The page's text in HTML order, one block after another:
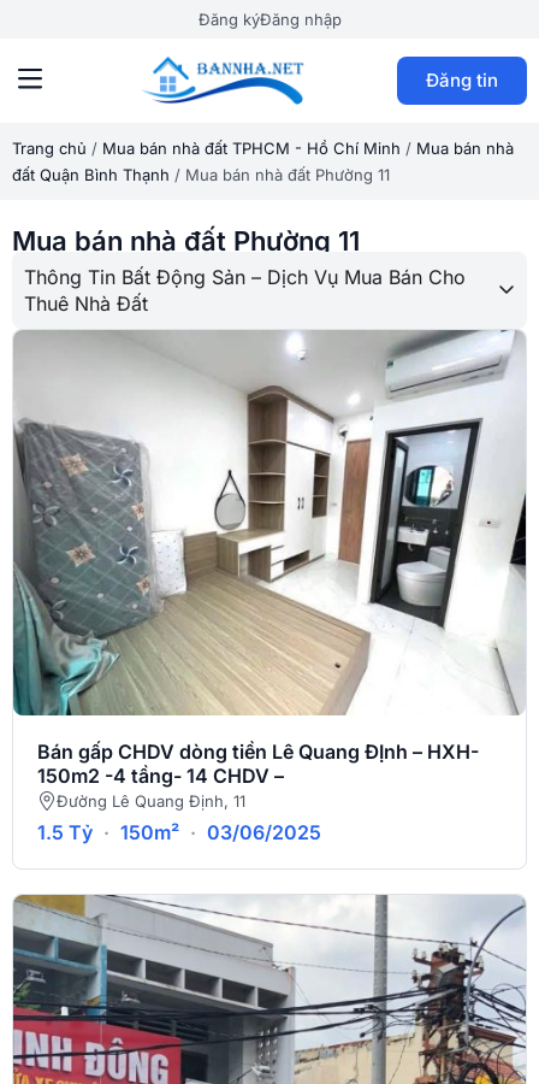
Đăng kýĐăng nhập
Đăng tin
Trang chủ / Mua bán nhà đất TPHCM - Hồ Chí Minh / Mua bán nhà
đất Quận Bình Thạnh / Mua bán nhà đất Phường 11
Mua bán nhà đất Phường 11
Thông Tin Bất Động Sản – Dịch Vụ Mua Bán Cho
Thuê Nhà Đất
Bán gấp CHDV dòng tiền Lê Quang ĐỊnh – HXH-
150m2 -4 tầng- 14 CHDV –
Đường Lê Quang Định, 11
1.5 Tỷ · 150m² · 03/06/2025